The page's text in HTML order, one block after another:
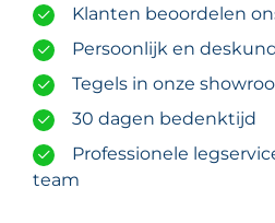
Klanten beoordelen
Persoonlijk en
Tegels in onze
30 dagen bedenktijd
Professionele
team